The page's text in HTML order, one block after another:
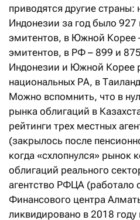
приводятся другие
Индонезии за год было 927
эмитентов, в Южной Корее
эмитентов, в РФ – 899 и
Индонезии и Южной Корее
национальных РА, в
Можно вспомнить, что в
рынка облигаций в
рейтинги трех местных
(закрылось после
когда «схлопнулся» рынок
облигаций реального
агентство РФЦА (работало
Финансового центра
ликвидировано в 2018